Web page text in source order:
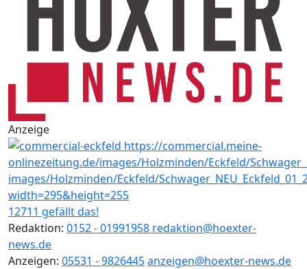
Anzeige
12711 gefällt das!
Redaktion: 0152 - 01991958 redaktion@hoexter-
news.de
Anzeigen: 05531 - 9826445anzeigen@hoexter-news.de